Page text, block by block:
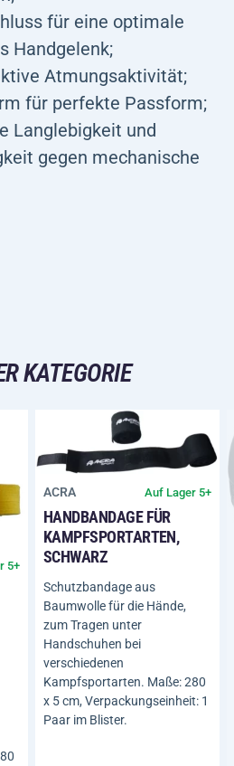
für eine optimale
Handgelenk;
Atmungsaktivität;
für perfekte Passform;
Langlebigkeit und
gegen mechanische
KATEGORIE
5+
ACRA Auf Lager 5+
HANDBANDAGE FÜR
KAMPFSPORTARTEN,
SCHWARZ
Schutzbandage aus
Baumwolle für die Hände,
zum Tragen unter
Handschuhen bei
verschiedenen
Kampfsportarten. Maße: 280
x 5 cm, Verpackungseinheit: 1
Paar im Blister.